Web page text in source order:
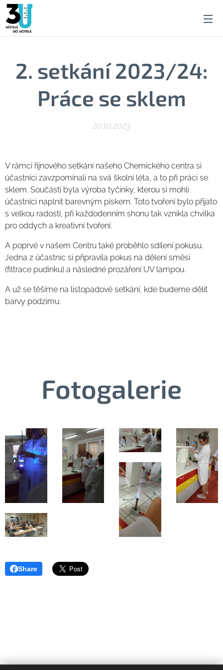
2. setkání 2023/24:
Práce se sklem
20.10.2023
V rámci říjnového setkání našeho Chemického centra si
účastníci zavzpomínali na svá školní léta, a to při práci se
sklem. Součástí byla výroba tyčinky, kterou si mohli
účastníci naplnit barevným pískem. Toto tvoření bylo přijato
s velkou radostí, při každodenním shonu tak vznikla chvilka
pro oddych a kreativní tvoření.
A poprvé v našem Centru také proběhlo sdílení pokusu.
Jedna z účastnic si připravila pokus na dělení směsi
(filtrace pudinku) a následné prozáření UV lampou.
A už se těšíme na listopadové setkání, kde budeme dělit
barvy podzimu.
Fotogalerie
Share